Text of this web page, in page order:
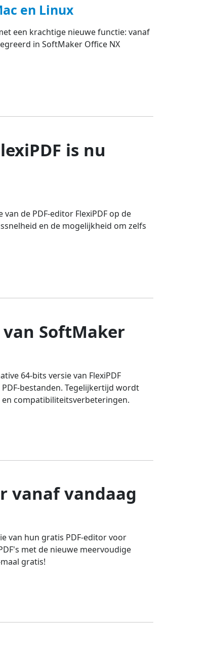
en Linux
een krachtige nieuwe functie: vanaf
in SoftMaker Office NX
is nu
de PDF-editor FlexiPDF op de
en de mogelijkheid om zelfs
SoftMaker
64-bits versie van FlexiPDF
bestanden. Tegelijkertijd wordt
en compatibiliteitsverbeteringen.
vanaf vandaag
van hun gratis PDF-editor voor
met de nieuwe meervoudige
gratis!